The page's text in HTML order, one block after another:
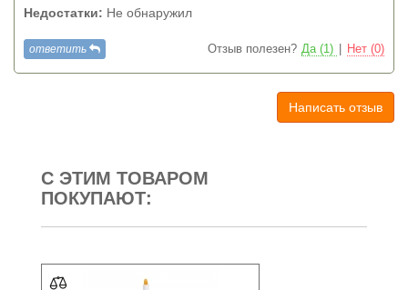
Недостатки: Не обнаружил
Отзыв полезен? Да (1) Нет (0)
ответить
Написать отзыв
С ЭТИМ ТОВАРОМ
ПОКУПАЮТ: